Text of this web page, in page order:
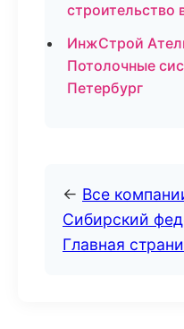
строительство
ИнжСтрой
Потолочные
Петербург
← Все
Сибирский
Главная